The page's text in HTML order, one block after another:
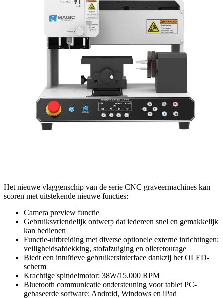
Het nieuwe vlaggenschip van de serie CNC graveermachines kan
scoren met uitstekende nieuwe functies:
Camera preview functie
Gebruiksvriendelijk ontwerp dat iedereen snel en gemakkelijk
kan bedienen
Functie-uitbreiding met diverse optionele externe inrichtingen:
veiligheidsafdekking, stofafzuiging en olieretourage
Biedt een intuïtieve gebruikersinterface dankzij het OLED-
scherm
Krachtige spindelmotor: 38W/15.000 RPM
Bluetooth communicatie ondersteuning voor tablet PC-
gebaseerde software: Android, Windows en iPad